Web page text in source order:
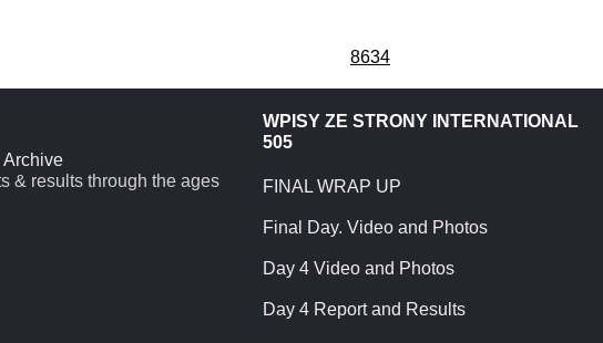
8634
& results through the ages
WPISY ZE STRONY INTERNATIONAL
505
FINAL WRAP UP
Final Day. Video and Photos
Day 4 Video and Photos
Day 4 Report and Results